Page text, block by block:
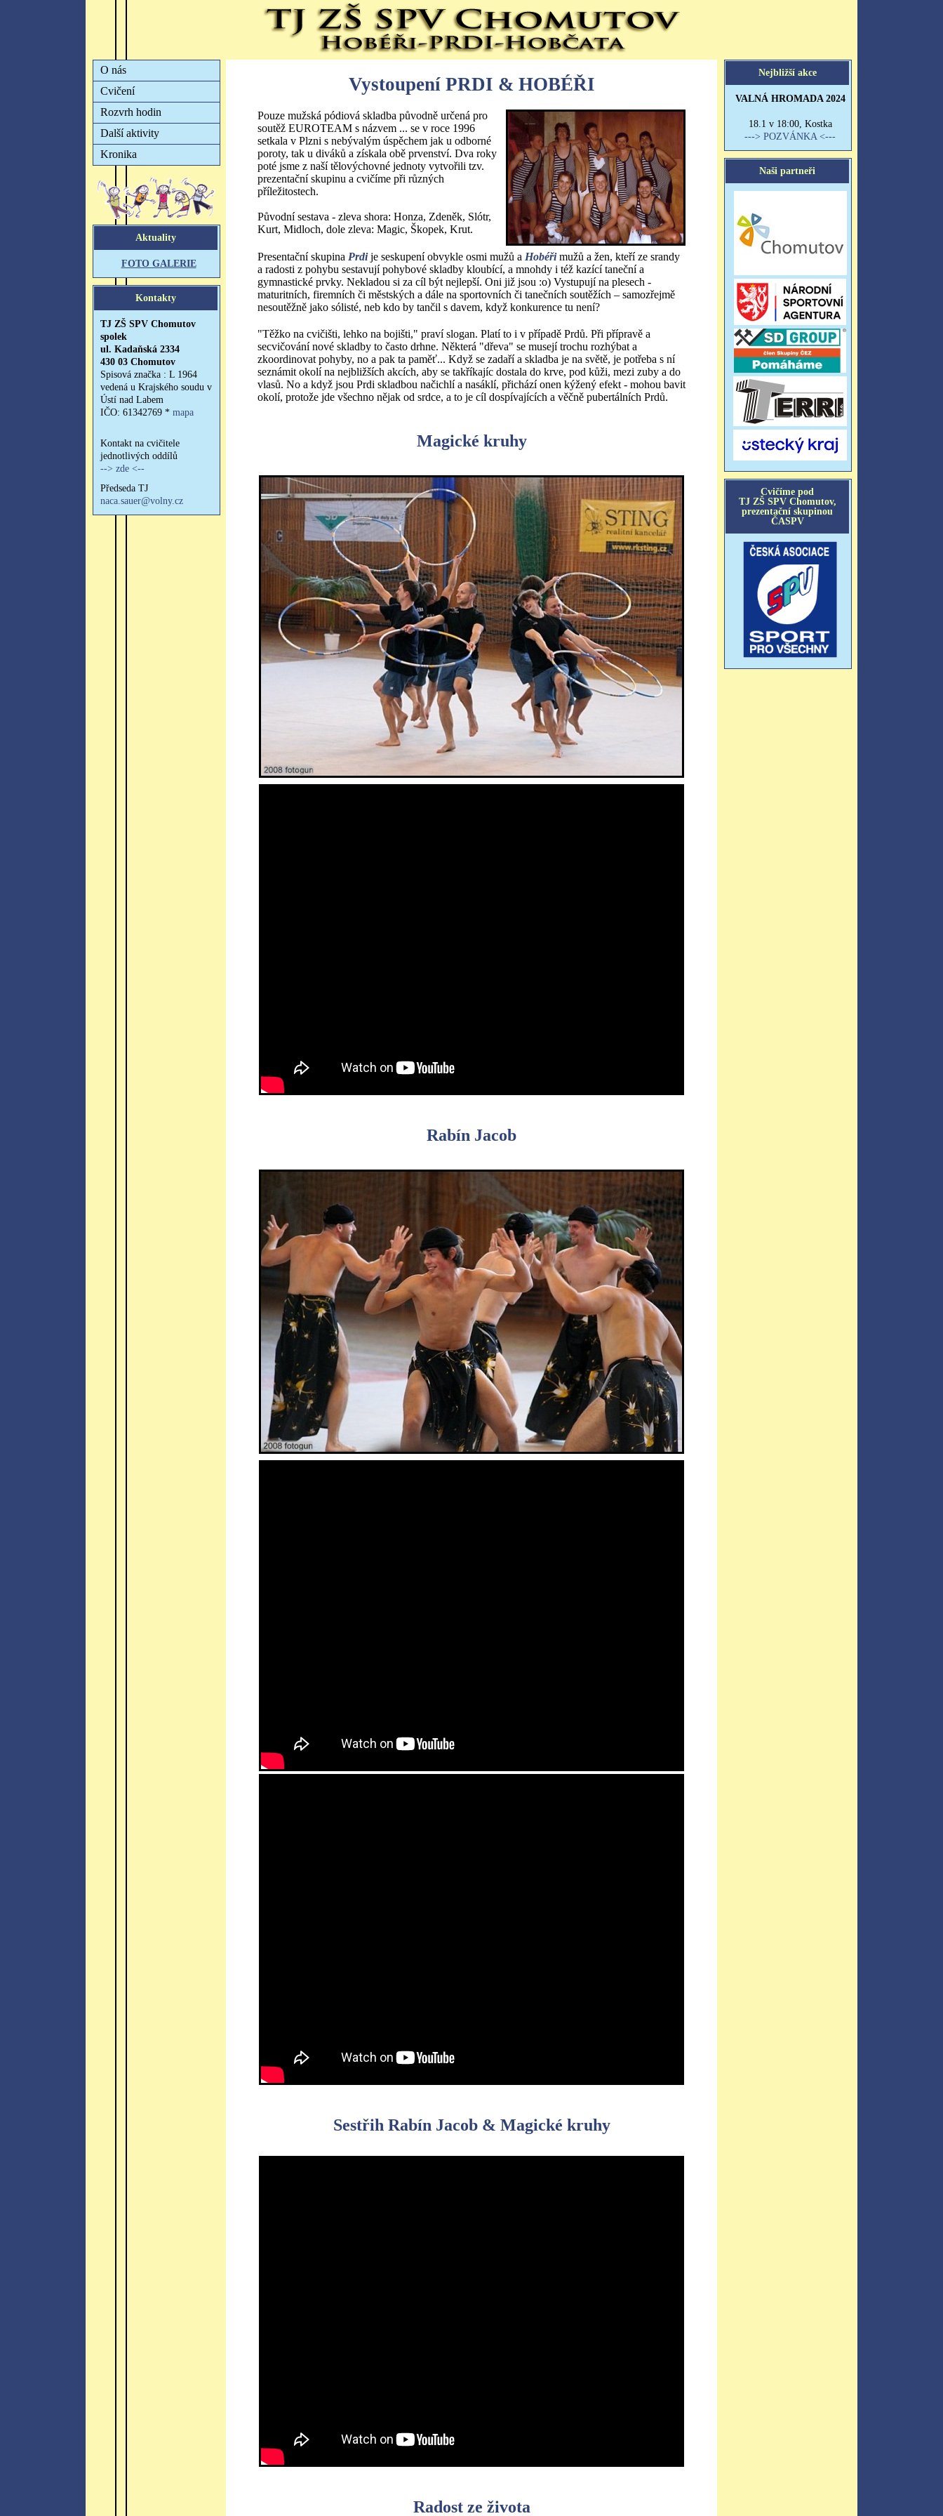
Vystoupení PRDI & HOBÉŘI
Pouze mužská pódiová skladba původně určená pro
soutěž EUROTEAM s názvem ... se v roce 1996
setkala v Plzni s nebývalým úspěchem jak u odborné
poroty, tak u diváků a získala obě prvenství. Dva roky
poté jsme z naší tělovýchovné jednoty vytvořili tzv.
prezentační skupinu a cvičíme při různých
příležitostech.
Původní sestava - zleva shora: Honza, Zdeněk, Slótr,
Kurt, Midloch, dole zleva: Magic, Škopek, Krut.
Presentační skupina Prdije seskupení obvykle osmi mužů a Hobéřimužů a žen, kteří ze srandy
a radosti z pohybu sestavují pohybové skladby kloubící, a mnohdy i též kazící taneční a
gymnastické prvky. Nekladou si za cíl být nejlepší. Oni již jsou :o) Vystupují na plesech -
maturitních, firemních či městských a dále na sportovních či tanečních soutěžích – samozřejmě
nesoutěžně jako sólisté, neb kdo by tančil s davem, když konkurence tu není?
"Těžko na cvičišti, lehko na bojišti," praví slogan. Platí to i v případě Prdů. Při přípravě a
secvičování nové skladby to často drhne. Některá "dřeva" se musejí trochu rozhýbat a
zkoordinovat pohyby, no a pak ta paměť... Když se zadaří a skladba je na světě, je potřeba s ní
seznámit okolí na nejbližších akcích, aby se takříkajíc dostala do krve, pod kůži, mezi zuby a do
vlasů. No a když jsou Prdi skladbou načichlí a nasáklí, přichází onen kýžený efekt - mohou bavit
okolí, protože jde všechno nějak od srdce, a to je cíl dospívajících a věčně pubertálních Prdů.
Magické kruhy
Rabín Jacob
Sestřih Rabín Jacob & Magické kruhy
Radost ze života